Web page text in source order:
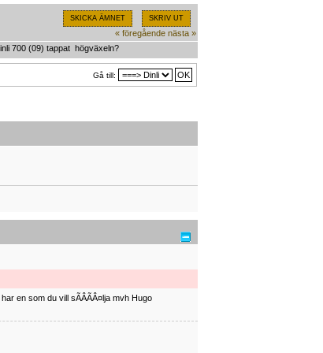
SKICKA ÄMNET SKRIV UT
« föregående nästa »
700 (09) tappat  högväxeln?
Gå till:
en som du vill sÃÂÃÂ¤lja mvh Hugo